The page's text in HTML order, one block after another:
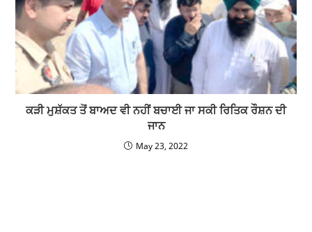
ਕੜੀ ਮੁਸ਼ੱਕਤ ਤੋਂ ਬਾਅਦ ਵੀ ਨਹੀਂ ਬਚਾਈ ਜਾ ਸਕੀ ਰਿਤਿਕ ਰੌਸ਼ਨ ਦੀ
ਜਾਨ
May 23, 2022